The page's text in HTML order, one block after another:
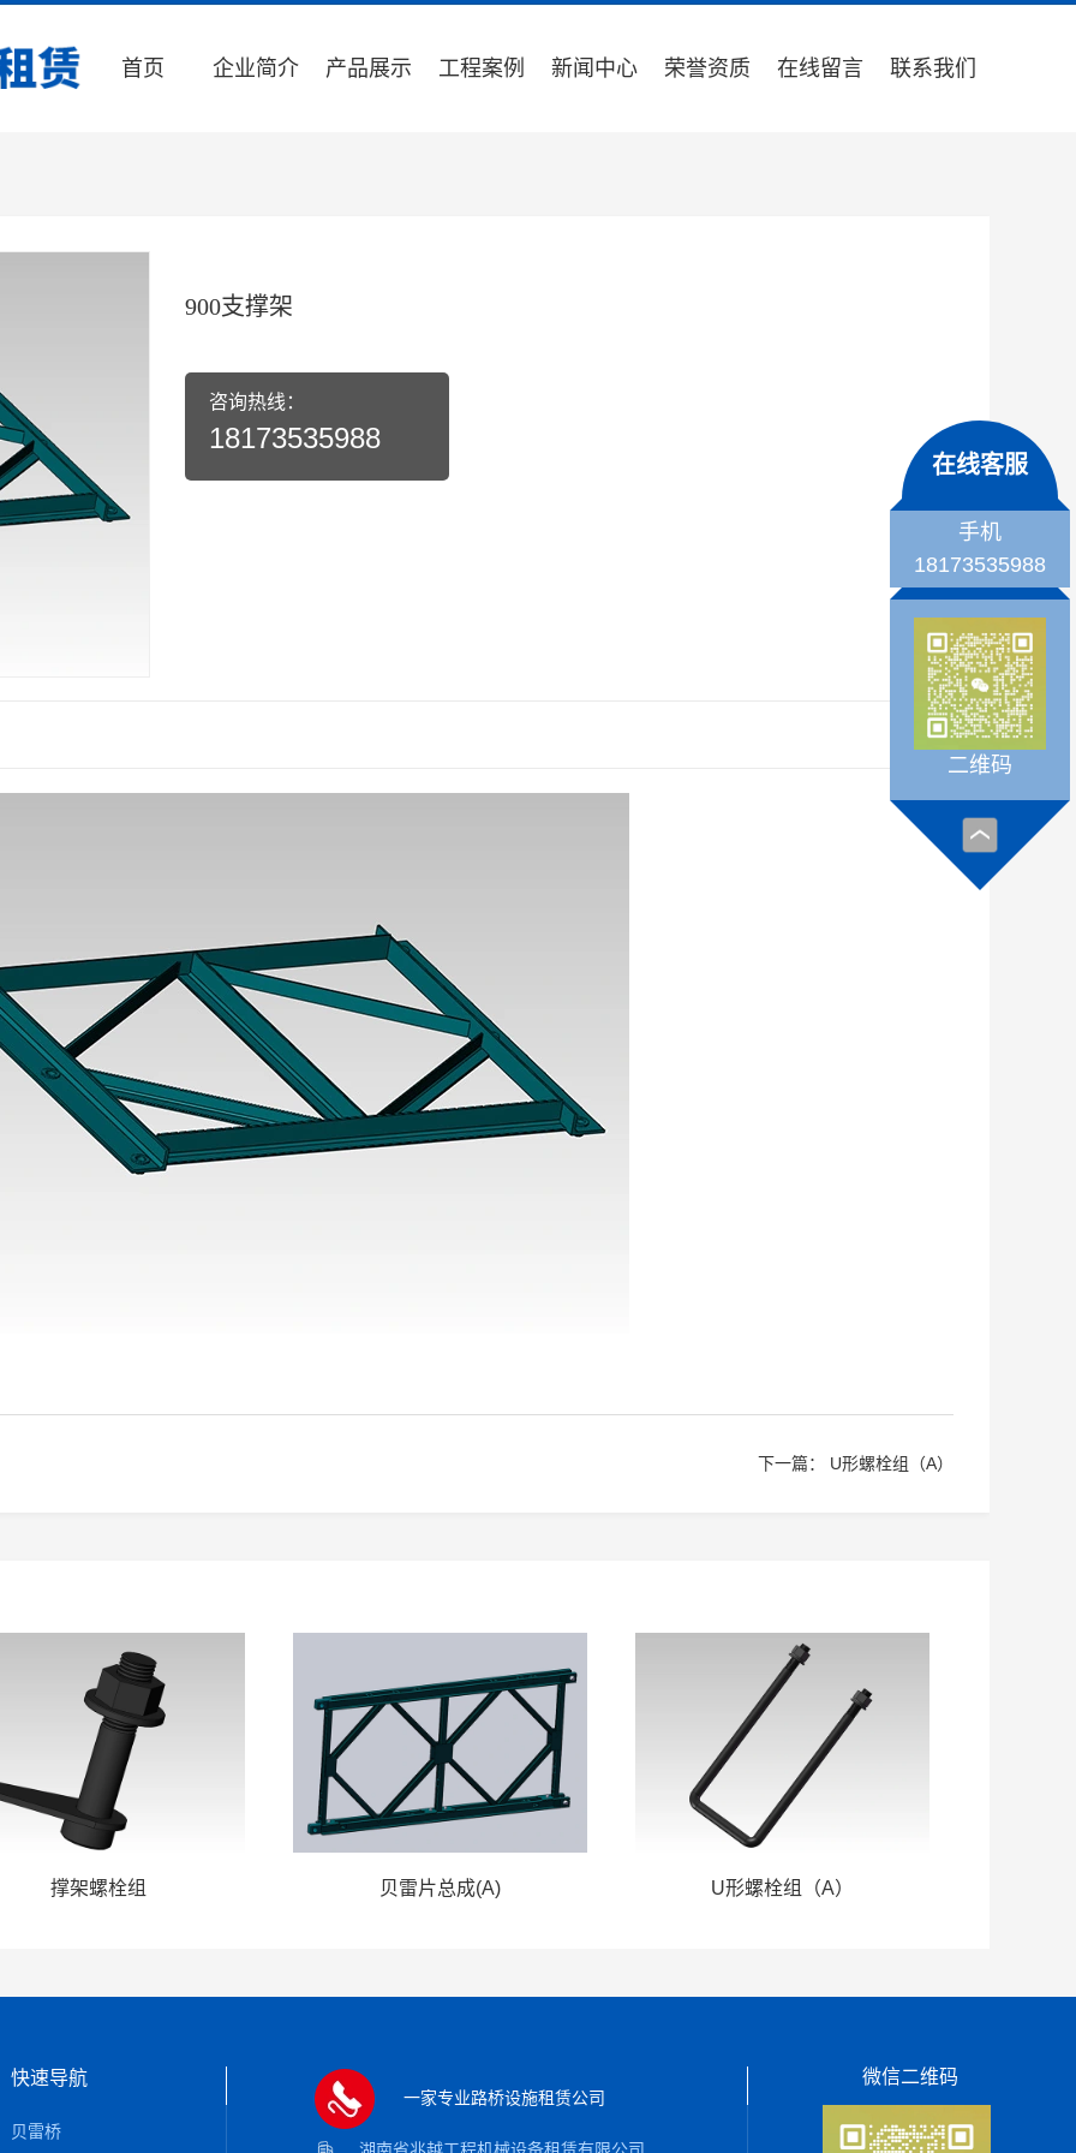
首页 企业简介 产品展示 工程案例 新闻中心 荣誉资质 在线留言 联系我们
900支撑架
咨询热线：
18173535988
下一篇： U形螺栓组（A）
撑架螺栓组 贝雷片总成(A) U形螺栓组（A）
快速导航 微信二维码
贝雷桥
一家专业路桥设施租赁公司
湖南省兆越工程机械设备租赁有限公司
在线客服
手机
18173535988
二维码